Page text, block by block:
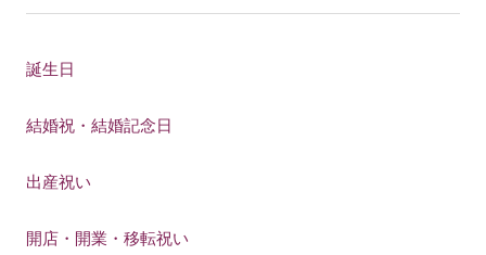
誕生日
結婚祝・結婚記念日
出産祝い
開店・開業・移転祝い